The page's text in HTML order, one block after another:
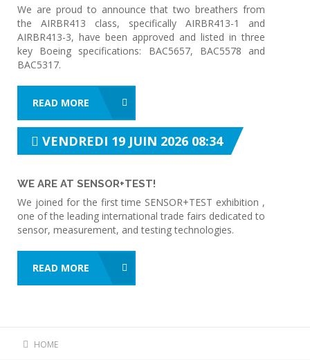
We are proud to announce that two breathers from
the AIRBR413 class, specifically AIRBR413-1 and
AIRBR413-3, have been approved and listed in three
key Boeing specifications: BAC5657, BAC5578 and
BAC5317.
READ MORE
VENDREDI 19 JUIN 2026 08:34
WE ARE AT SENSOR+TEST!
We joined for the first time SENSOR+TEST exhibition ,
one of the leading international trade fairs dedicated to
sensor, measurement, and testing technologies.
READ MORE
HOME